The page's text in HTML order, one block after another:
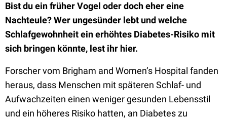
Bist du ein früher Vogel oder doch eher eine
Nachteule? Wer ungesünder lebt und welche
Schlafgewohnheit ein erhöhtes Diabetes-Risiko mit
sich bringen könnte, lest ihr hier.
Forscher vom Brigham and Women’s Hospital fanden
heraus, dass Menschen mit späteren Schlaf- und
Aufwachzeiten einen weniger gesunden Lebensstil
und ein höheres Risiko hatten, an Diabetes zu